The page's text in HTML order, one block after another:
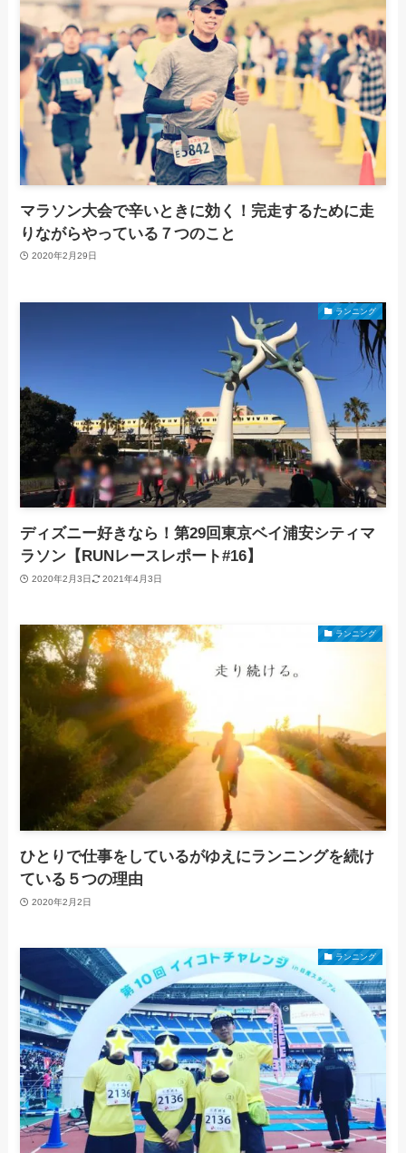
マラソン大会で辛いときに効く！完走するために走
りながらやっている７つのこと
2020年2月29日
ランニング
ディズニー好きなら！第29回東京ベイ浦安シティマ
ラソン【RUNレースレポート#16】
2020年2月3日 2021年4月3日
ランニング
ひとりで仕事をしているがゆえにランニングを続け
ている５つの理由
2020年2月2日
ランニング